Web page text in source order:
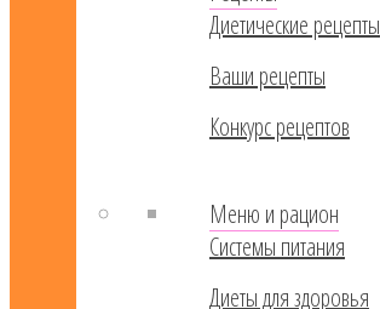
Диетические рецепты
Ваши рецепты
Конкурс рецептов
Меню и рацион
Системы питания
Диеты для здоровья